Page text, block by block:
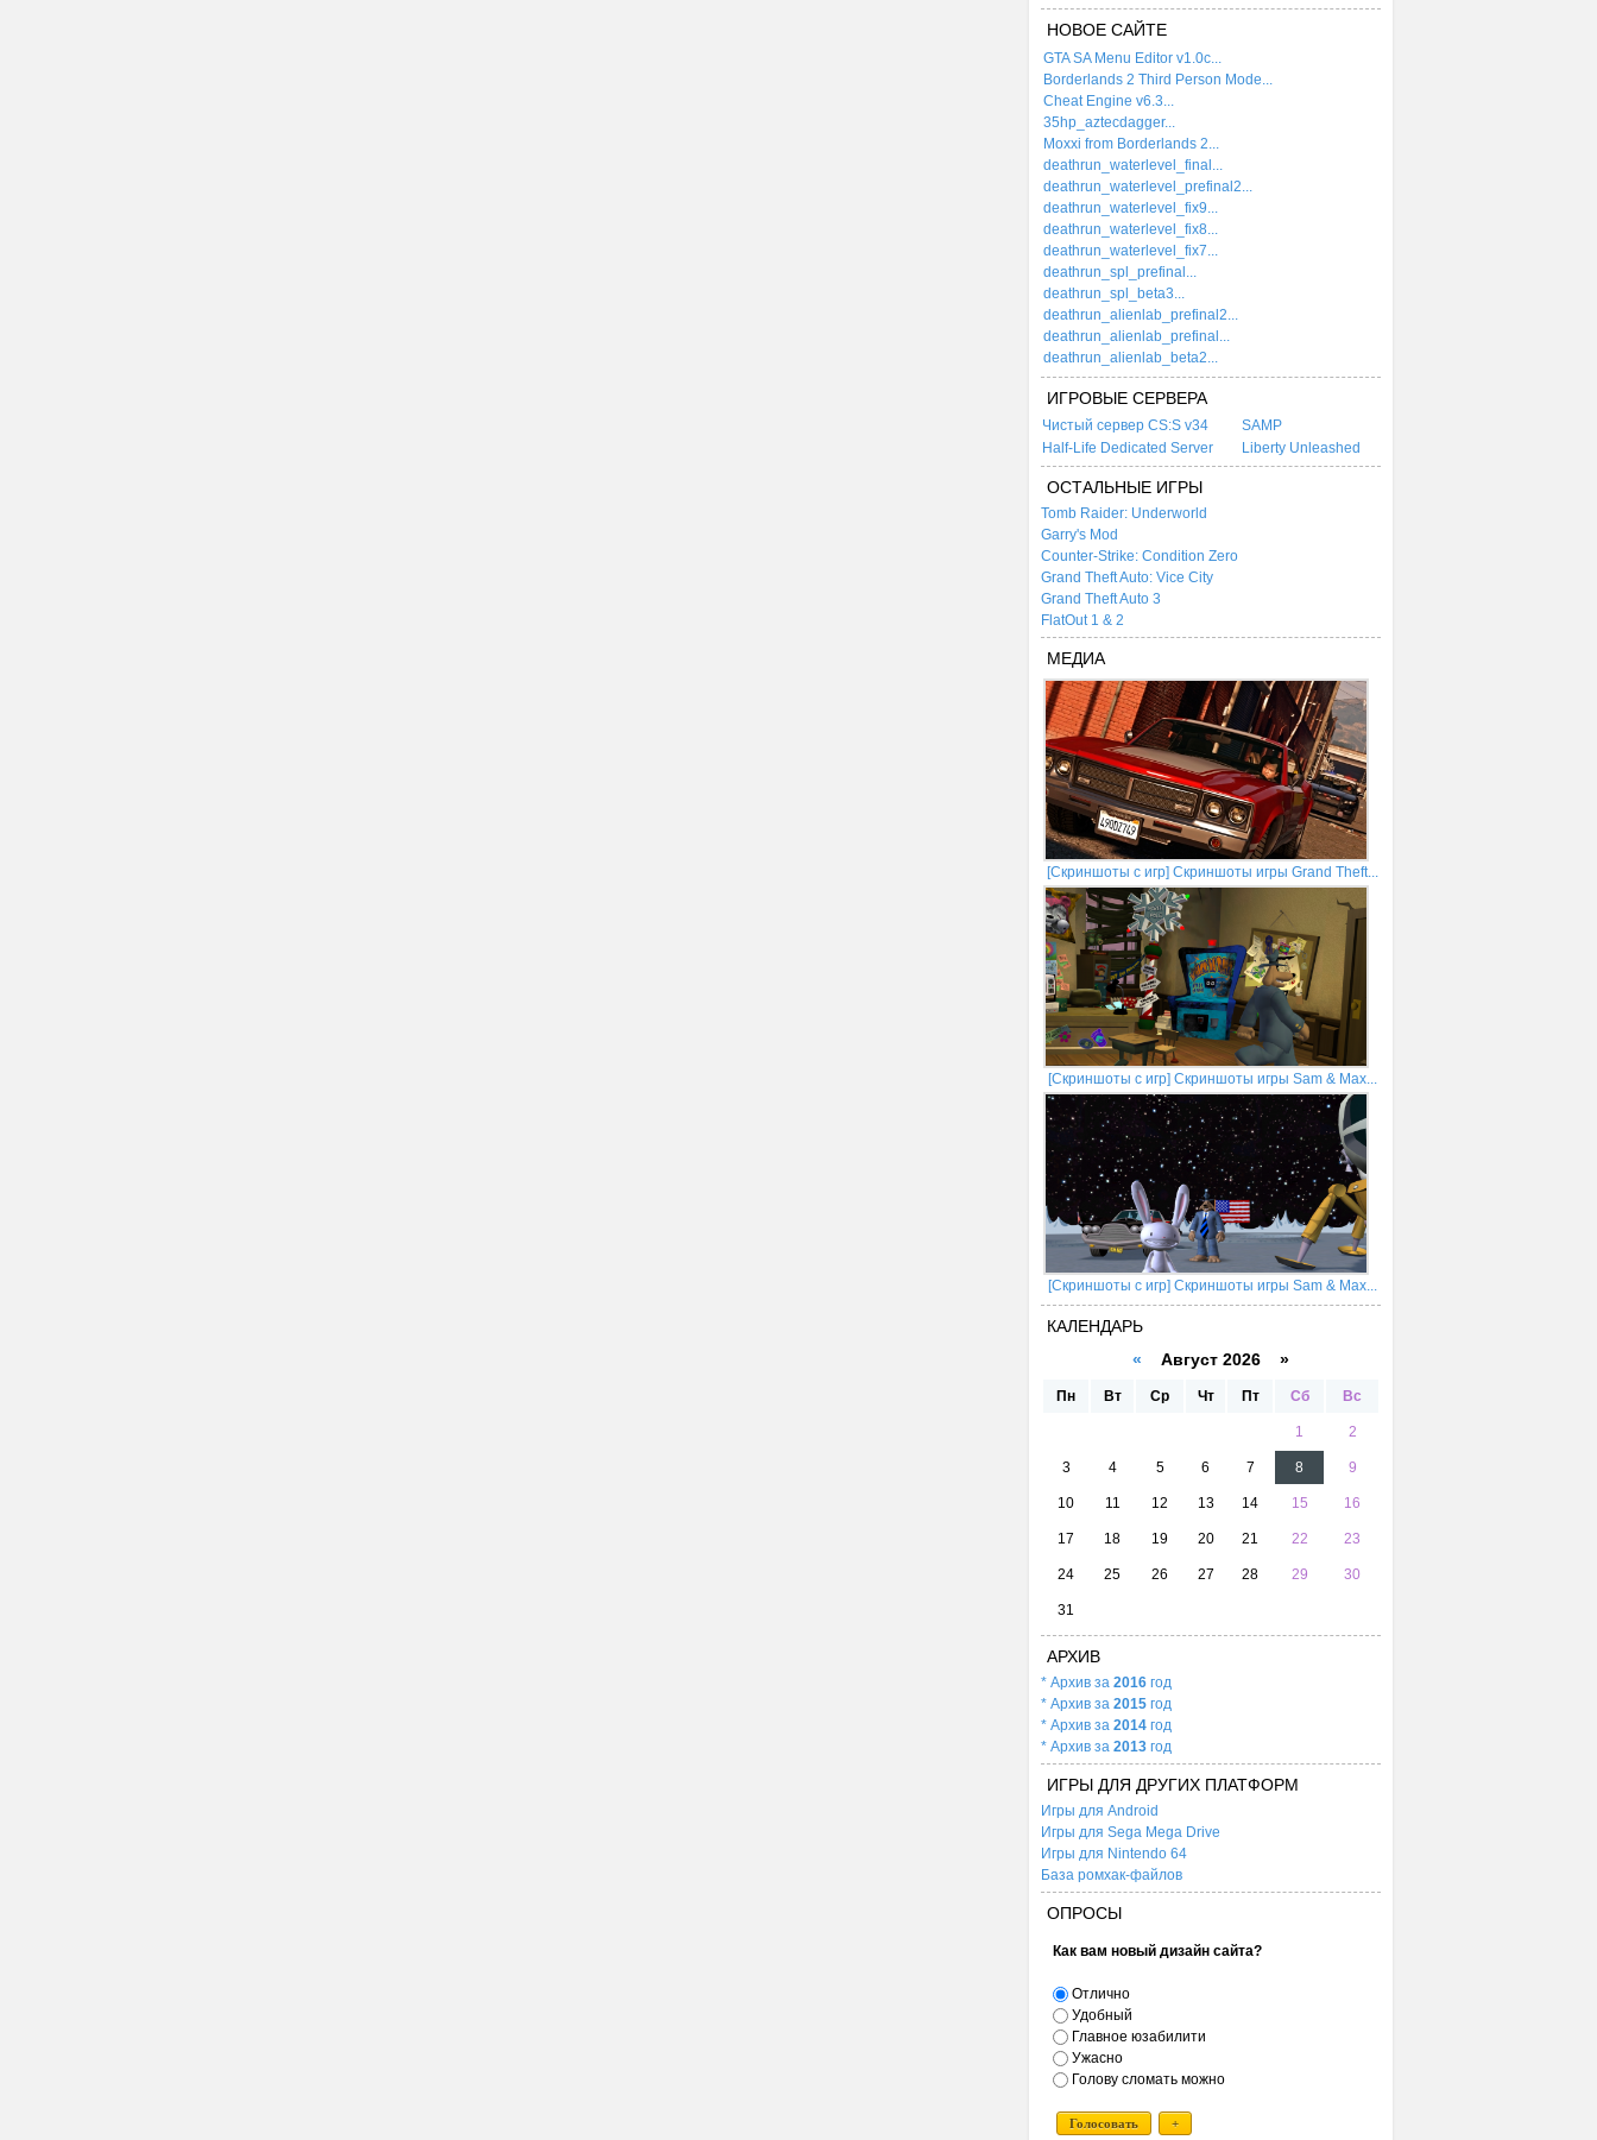
НОВОЕ САЙТЕ
GTA SA Menu Editor v1.0c...
Borderlands 2 Third Person Mode...
Cheat Engine v6.3...
35hp_aztecdagger...
Moxxi from Borderlands 2...
deathrun_waterlevel_final...
deathrun_waterlevel_prefinal2...
deathrun_waterlevel_fix9...
deathrun_waterlevel_fix8...
deathrun_waterlevel_fix7...
deathrun_spl_prefinal...
deathrun_spl_beta3...
deathrun_alienlab_prefinal2...
deathrun_alienlab_prefinal...
deathrun_alienlab_beta2...
ИГРОВЫЕ СЕРВЕРА
Чистый сервер CS:S v34
SAMP
Half-Life Dedicated Server
Liberty Unleashed
ОСТАЛЬНЫЕ ИГРЫ
Tomb Raider: Underworld
Garry's Mod
Counter-Strike: Condition Zero
Grand Theft Auto: Vice City
Grand Theft Auto 3
FlatOut 1 & 2
МЕДИА
[Скриншоты с игр] Скриншоты игры Grand Theft...
[Скриншоты с игр] Скриншоты игры Sam & Max...
[Скриншоты с игр] Скриншоты игры Sam & Max...
КАЛЕНДАРЬ
« Август 2026 »
Пн Вт Ср Чт Пт Сб Вс
1 2
3 4 5 6 7 8 9
10 11 12 13 14 15 16
17 18 19 20 21 22 23
24 25 26 27 28 29 30
31
АРХИВ
* Архив за 2016 год
* Архив за 2015 год
* Архив за 2014 год
* Архив за 2013 год
ИГРЫ ДЛЯ ДРУГИХ ПЛАТФОРМ
Игры для Android
Игры для Sega Mega Drive
Игры для Nintendo 64
База ромхак-файлов
ОПРОСЫ
Как вам новый дизайн сайта?
Отлично
Удобный
Главное юзабилити
Ужасно
Голову сломать можно
Голосовать +